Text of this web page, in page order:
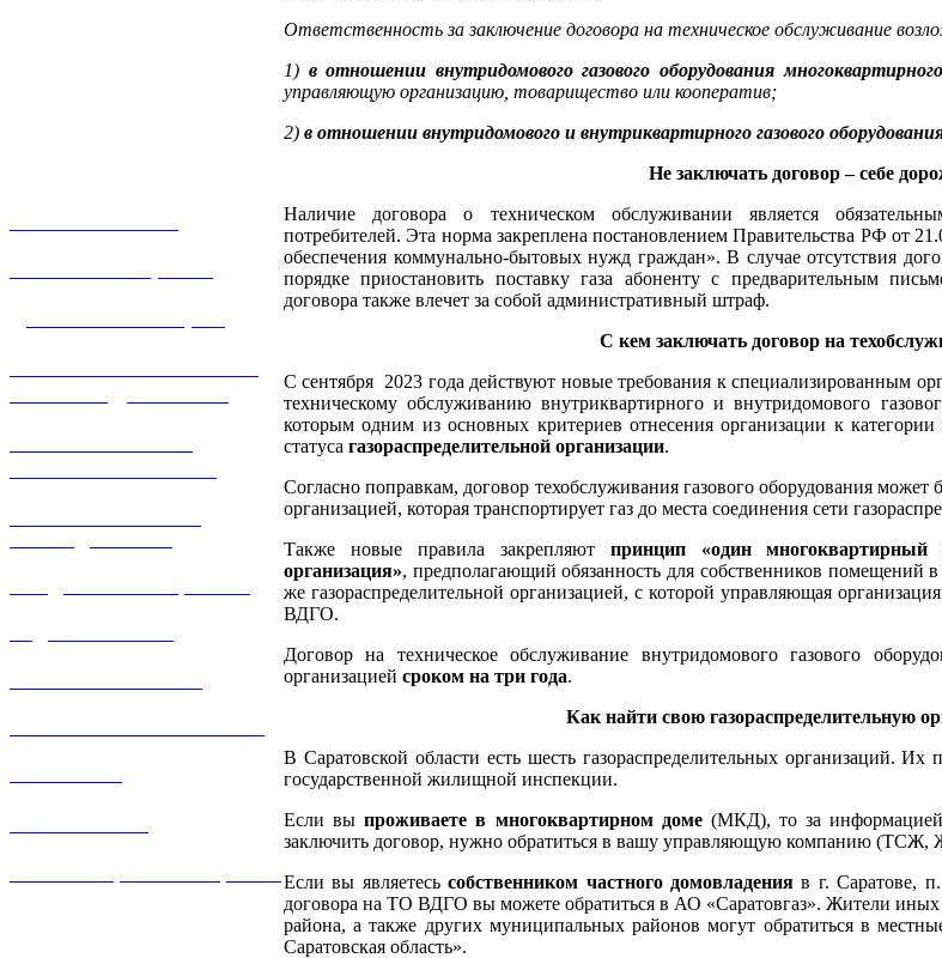
Ответственность за заключение договора на техническое обслуживание
1) в отношении внутридомового газового оборудования
управляющую организацию, товарищество или кооператив;
2) в отношении внутридомового и внутриквартирного газового
Не заключать договор – себе
Наличие договора о техническом обслуживании является
потребителей. Эта норма закреплена постановлением Правительства РФ от
обеспечения коммунально-бытовых нужд граждан». В случае отсутствия
порядке приостановить поставку газа абоненту с предварительным
договора также влечет за собой административный штраф.
С кем заключать договор на
С сентября 2023 года действуют новые требования к специализированным
техническому обслуживанию внутриквартирного и внутридомового
которым одним из основных критериев отнесения организации к
статуса газораспределительной организации.
Согласно поправкам, договор техобслуживания газового оборудования может
организацией, которая транспортирует газ до места соединения сети
Также новые правила закрепляют принцип «один
организация», предполагающий обязанность для собственников
же газораспределительной организацией, с которой управляющая
ВДГО.
Договор на техническое обслуживание внутридомового газового
организацией сроком на три года.
Как найти свою газораспределительную
В Саратовской области есть шесть газораспределительных организаций.
государственной жилищной инспекции.
Если выпроживаете в многоквартирном доме(МКД), то за информацией
заключить договор, нужно обратиться в вашу управляющую компанию
Если вы являетесьсобственником частного домовладения в г. Саратове,
договора на ТО ВДГО вы можете обратиться в АО «Саратовгаз». Жители иных
района, а также других муниципальных районов могут обратиться в
Саратовская область».